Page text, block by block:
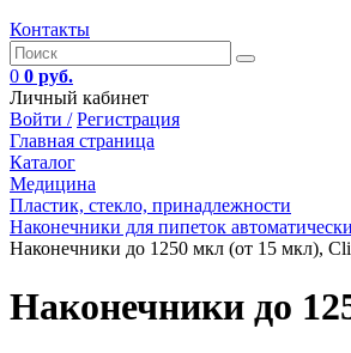
Контакты
0 0 руб.
Личный кабинет
Войти / Регистрация
Главная страница
Каталог
Медицина
Пластик, стекло, принадлежности
Наконечники для пипеток
Наконечники до 1250 мкл (от 15 мкл),
Наконечники до